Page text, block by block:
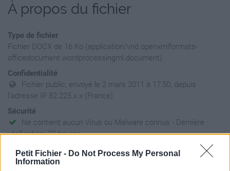
Petit Fichier - Do Not Process My Personal
Information
À propos du fichier
Type de fichier
Fichier DOCX de 16 Ko (application/vnd.openxmlformats-
officedocument.wordprocessingml.document)
Confidentialité
Fichier public, envoyé le 2 mars 2011 à 17:50, depuis
l'adresse IP 82.225.x.x (France)
Sécurité
Ne contient aucun Virus ou Malware connus - Dernière
vérification: 20 heures
Statistiques
La présente page de téléchargement a été vue 1128 fois depuis